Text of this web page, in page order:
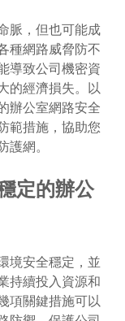
脈，但也可能成
種網路威脅防不
導致公司機密資
的經濟損失。以
辦公室網路安全
範措施，協助您
護網。
定的辦公
境安全穩定，並
持續投入資源和
項關鍵措施可以